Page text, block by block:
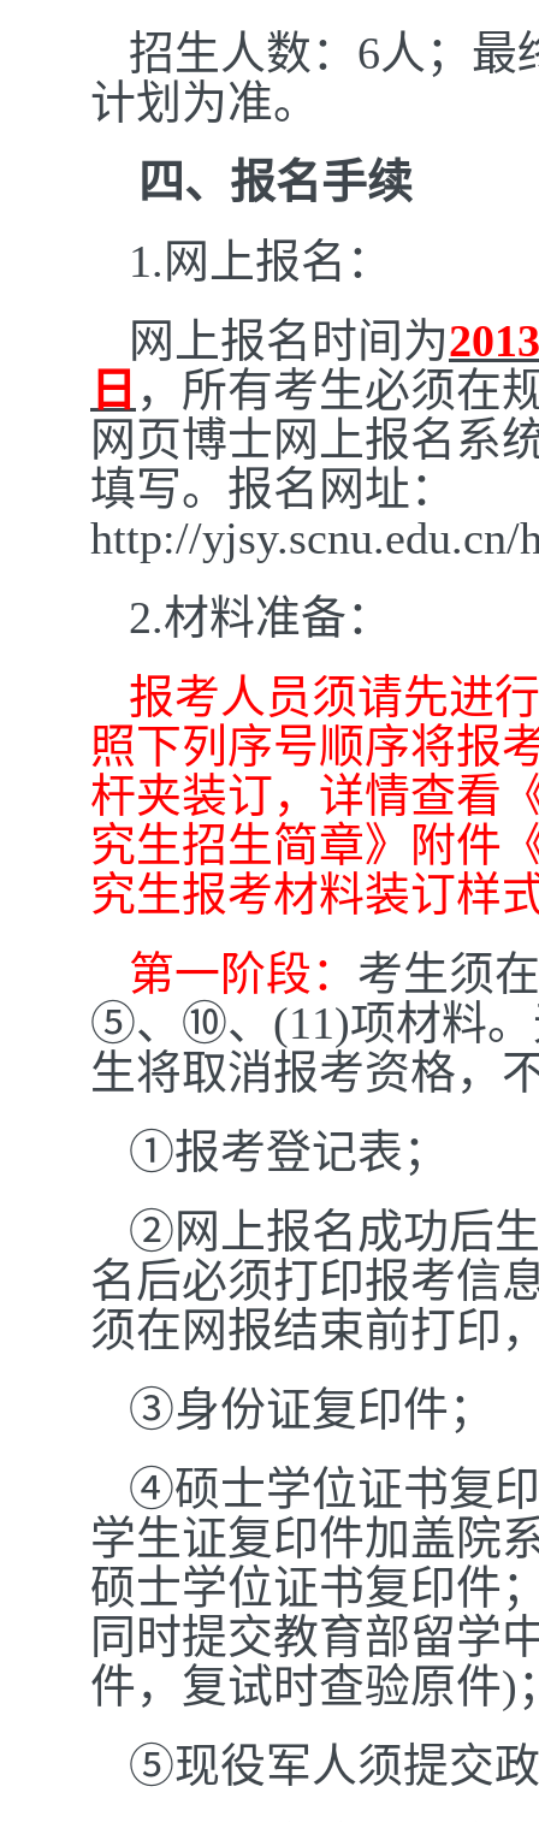
招生人数：6人；最
计划为准。
四、 报名手续
1. 网上报名：
网上报名时间为2013
日 ，所有考生必须在
网页博士网上报名系
填写。报名网址：
http://
2.材料准备：
报考人员须请先进
照下列序号顺序将报
杆夹装订，详情查看
究生招生简章》附件
究生报考材料装订样
第一阶段： 考生须
⑤、 ⑩、(11)项材料
生将取消报考资格，
①报考登记表；
②网上报名成功后
名后必须打印报考信
须在网报结束前打印
③身份证复印件；
④硕士学位证书复
学生证复印件加盖院
硕士学位证书复印件
同时提交教育部留学
件，复试时查验原件)
⑤现役军人须提交